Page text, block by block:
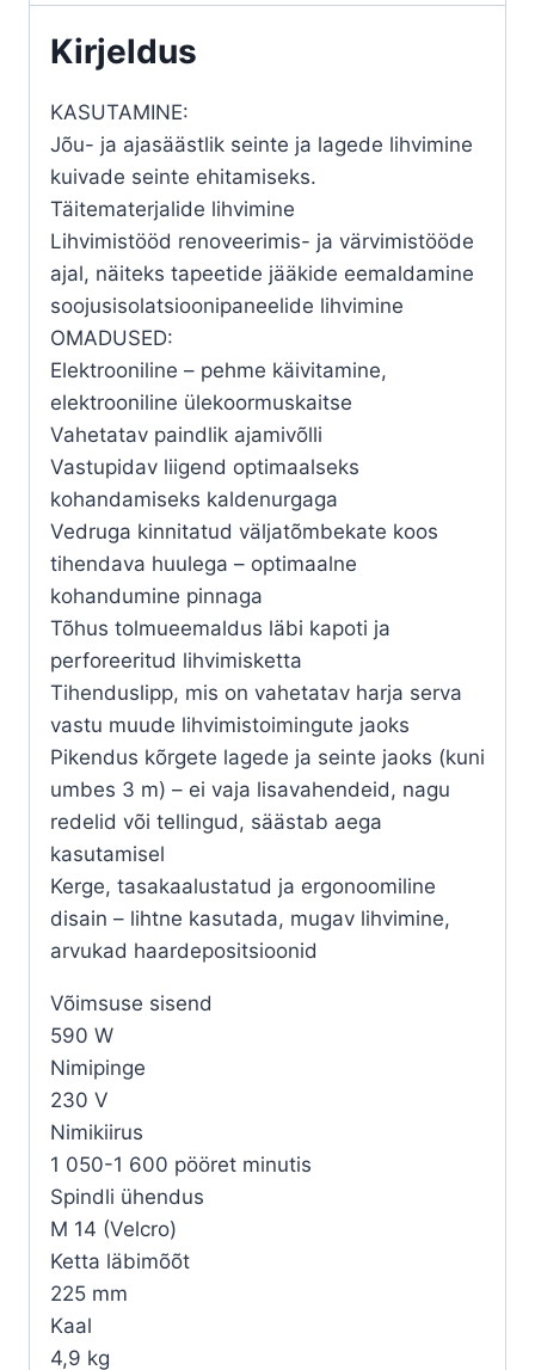
Kirjeldus
KASUTAMINE:
Jõu- ja ajasäästlik seinte ja lagede lihvimine
kuivade seinte ehitamiseks.
Täitematerjalide lihvimine
Lihvimistööd renoveerimis- ja värvimistööde
ajal, näiteks tapeetide jääkide eemaldamine
soojusisolatsioonipaneelide lihvimine
OMADUSED:
Elektrooniline – pehme käivitamine,
elektrooniline ülekoormuskaitse
Vahetatav paindlik ajamivõlli
Vastupidav liigend optimaalseks
kohandamiseks kaldenurgaga
Vedruga kinnitatud väljatõmbekate koos
tihendava huulega – optimaalne
kohandumine pinnaga
Tõhus tolmueemaldus läbi kapoti ja
perforeeritud lihvimisketta
Tihenduslipp, mis on vahetatav harja serva
vastu muude lihvimistoimingute jaoks
Pikendus kõrgete lagede ja seinte jaoks (kuni
umbes 3 m) – ei vaja lisavahendeid, nagu
redelid või tellingud, säästab aega
kasutamisel
Kerge, tasakaalustatud ja ergonoomiline
disain – lihtne kasutada, mugav lihvimine,
arvukad haardepositsioonid
Võimsuse sisend
590 W
Nimipinge
230 V
Nimikiirus
1 050-1 600 pööret minutis
Spindli ühendus
M 14 (Velcro)
Ketta läbimõõt
225 mm
Kaal
4,9 kg